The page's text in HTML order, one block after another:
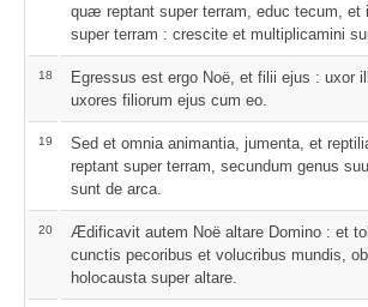
quæ reptant super terram, educ tecum, et
super terram : crescite et multiplicamini
18
Egressus est ergo Noë, et filii ejus : uxor
uxores filiorum ejus cum eo.
19
Sed et omnia animantia, jumenta, et
reptant super terram, secundum genus
sunt de arca.
20
Ædificavit autem Noë altare Domino : et
cunctis pecoribus et volucribus mundis,
holocausta super altare.